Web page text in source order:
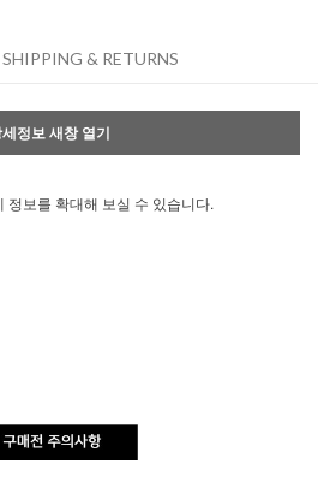
SHIPPING & RETURNS
정보 새창 열기
정보를 확대해 보실 수 있습니다.